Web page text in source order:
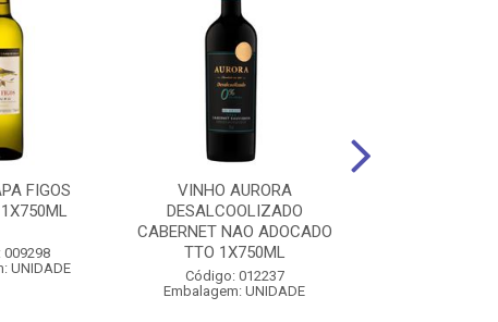
FIGOS
UNIDADE
VINHO AURORA
DESALCOOLIZADO
CABERNET NAO ADOCADO
TTO 1X750ML
Código: 012237
Embalagem: UNIDADE